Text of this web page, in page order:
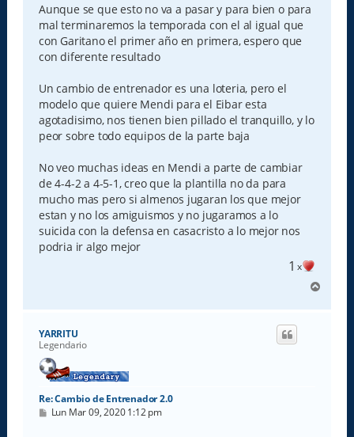
Aunque se que esto no va a pasar y para bien o para
mal terminaremos la temporada con el al igual que
con Garitano el primer año en primera, espero que
con diferente resultado
Un cambio de entrenador es una loteria, pero el
modelo que quiere Mendi para el Eibar esta
agotadisimo, nos tienen bien pillado el tranquillo, y lo
peor sobre todo equipos de la parte baja
No veo muchas ideas en Mendi a parte de cambiar
de 4-4-2 a 4-5-1, creo que la plantilla no da para
mucho mas pero si almenos jugaran los que mejor
estan y no los amiguismos y no jugaramos a lo
suicida con la defensa en casacristo a lo mejor nos
podria ir algo mejor
1 x
r
YARRITU
Legendario
Re: Cambio de Entrenador 2.0
M
Lun Mar 09, 2020 1:12 pm